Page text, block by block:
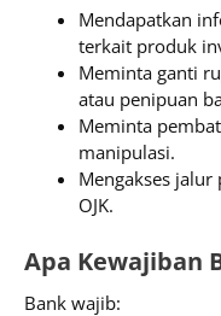
Mendapatkan
terkait produk
Meminta ganti
atau penipuan
Meminta
manipulasi.
Mengakses
OJK.
Apa Kewajiban
Bank wajib: